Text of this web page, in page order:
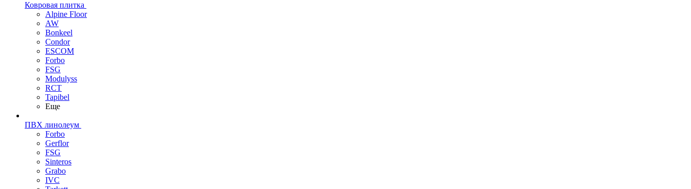
Ковровая плитка
Alpine Floor
AW
Bonkeel
Condor
ESCOM
Forbo
FSG
Modulyss
RCT
Tapibel
Еще
ПВХ линолеум
Forbo
Gerflor
FSG
Sinteros
Grabo
IVC